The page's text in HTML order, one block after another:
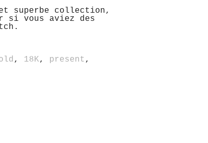
et superbe collection,
si vous aviez des
, 18K, present ,